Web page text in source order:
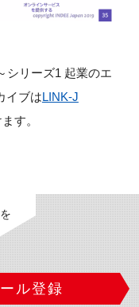
シリーズ1 起業のエ
イブはLINK-J
す。
ル登録